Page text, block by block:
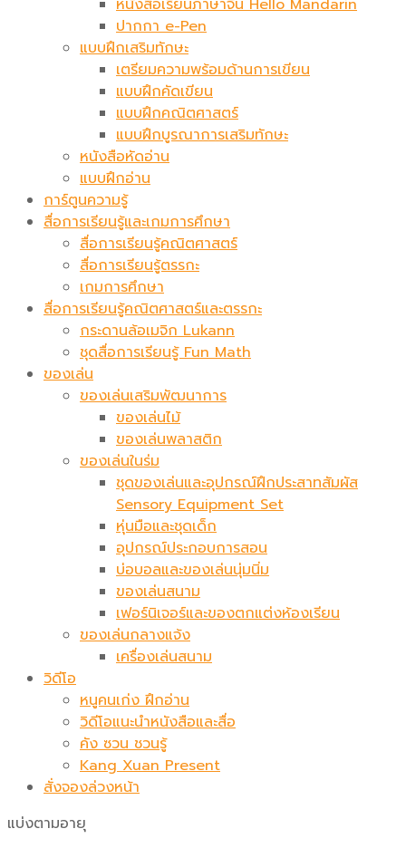
หนังสือเรียนภาษาจีน Hello Mandarin
ปากกา e-Pen
แบบฝึกเสริมทักษะ
เตรียมความพร้อมด้านการเขียน
แบบฝึกคัดเขียน
แบบฝึกคณิตศาสตร์
แบบฝึกบูรณาการเสริมทักษะ
หนังสือหัดอ่าน
แบบฝึกอ่าน
การ์ตูนความรู้
สื่อการเรียนรู้และเกมการศึกษา
สื่อการเรียนรู้คณิตศาสตร์
สื่อการเรียนรู้ตรรกะ
เกมการศึกษา
สื่อการเรียนรู้คณิตศาสตร์และตรรกะ
กระดานล้อเมจิก​ Lukann
ชุดสื่อการเรียนรู้ Fun Math
ของเล่น
ของเล่นเสริมพัฒนาการ
ของเล่นไม้
ของเล่นพลาสติก
ของเล่นในร่ม
ชุดของเล่นและอุปกรณ์ฝึกประสาทสัมผัส
Sensory Equipment Set
หุ่นมือและชุดเด็ก
อุปกรณ์ประกอบการสอน
บ่อบอลและของเล่นนุ่มนิ่ม
ของเล่นสนาม
เฟอร์นิเจอร์และของตกแต่งห้องเรียน
ของเล่นกลางแจ้ง
เครื่องเล่นสนาม
วิดีโอ
หนูคนเก่ง ฝึกอ่าน
วิดีโอแนะนำหนังสือและสื่อ
คัง ซวน ชวนรู้
Kang Xuan Present
สั่งจองล่วงหน้า
แบ่งตามอายุ